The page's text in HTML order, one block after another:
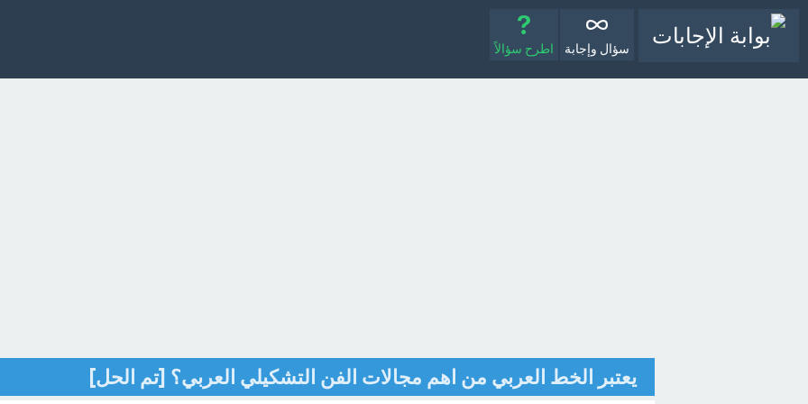
سؤال وإجابة اطرح سؤالاً
يعتبر الخط العربي من اهم مجالات الفن التشكيلي العربي؟ [تم الحل]